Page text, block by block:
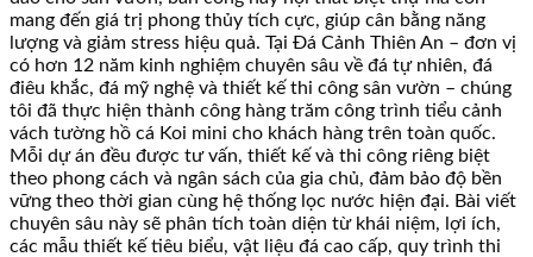
mang đến giá trị phong thủy tích cực, giúp cân bằng năng
lượng và giảm stress hiệu quả. Tại Đá Cảnh Thiên An – đơn vị
có hơn 12 năm kinh nghiệm chuyên sâu về đá tự nhiên, đá
điêu khắc, đá mỹ nghệ và thiết kế thi công sân vườn – chúng
tôi đã thực hiện thành công hàng trăm công trình tiểu cảnh
vách tường hồ cá Koi mini cho khách hàng trên toàn quốc.
Mỗi dự án đều được tư vấn, thiết kế và thi công riêng biệt
theo phong cách và ngân sách của gia chủ, đảm bảo độ bền
vững theo thời gian cùng hệ thống lọc nước hiện đại. Bài viết
chuyên sâu này sẽ phân tích toàn diện từ khái niệm, lợi ích,
các mẫu thiết kế tiêu biểu, vật liệu đá cao cấp, quy trình thi